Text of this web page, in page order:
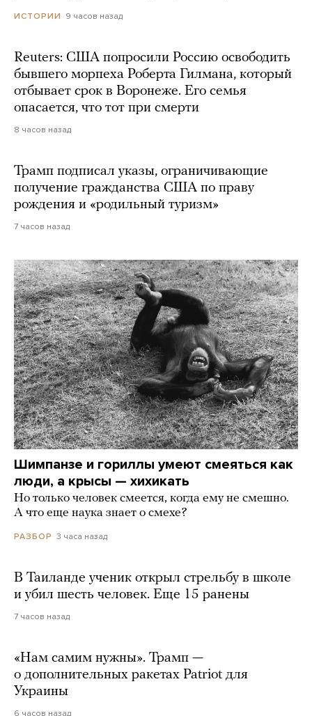
ИСТОРИИ 9 часов назад
Reuters: США попросили Россию освободить
бывшего морпеха Роберта Гилмана, который
отбывает срок в Воронеже. Его семья
опасается, что тот при смерти
8 часов назад
Трамп подписал указы, ограничивающие
получение гражданства США по праву
рождения и «родильный туризм»
7 часов назад
Шимпанзе и гориллы умеют смеяться как
люди, а крысы — хихикать
Но только человек смеется, когда ему не смешно.
А что еще наука знает о смехе?
РАЗБОР 3 часа назад
В Таиланде ученик открыл стрельбу в школе
и убил шесть человек. Еще 15 ранены
7 часов назад
«Нам самим нужны». Трамп —
о дополнительных ракетах Patriot для
Украины
6 часов назад